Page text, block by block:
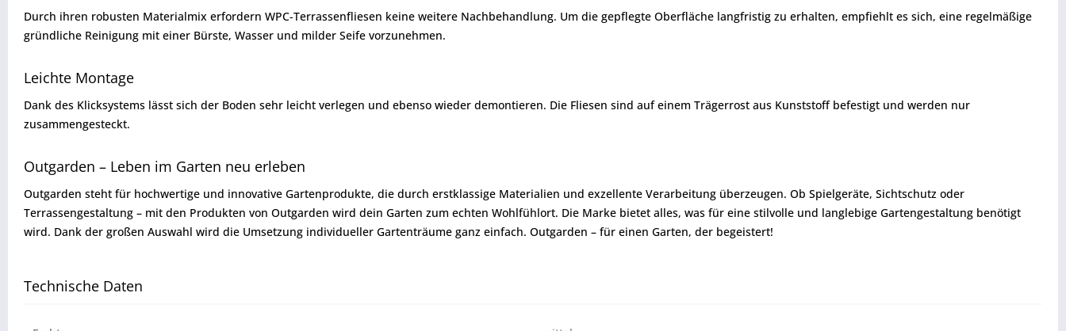
Durch ihren robusten Materialmix erfordern WPC-Terrassenfliesen keine weitere Nachbehandlung. Um die gepflegte Oberfläche langfristig zu erhalten, empfiehlt es sich, eine regelmäßige
gründliche Reinigung mit einer Bürste, Wasser und milder Seife vorzunehmen.
Leichte Montage
Dank des Klicksystems lässt sich der Boden sehr leicht verlegen und ebenso wieder demontieren. Die Fliesen sind auf einem Trägerrost aus Kunststoff befestigt und werden nur
zusammengesteckt.
Outgarden – Leben im Garten neu erleben
Outgarden steht für hochwertige und innovative Gartenprodukte, die durch erstklassige Materialien und exzellente Verarbeitung überzeugen. Ob Spielgeräte, Sichtschutz oder
Terrassengestaltung – mit den Produkten von Outgarden wird dein Garten zum echten Wohlfühlort. Die Marke bietet alles, was für eine stilvolle und langlebige Gartengestaltung benötigt
wird. Dank der großen Auswahl wird die Umsetzung individueller Gartenträume ganz einfach. Outgarden – für einen Garten, der begeistert!
Technische Daten